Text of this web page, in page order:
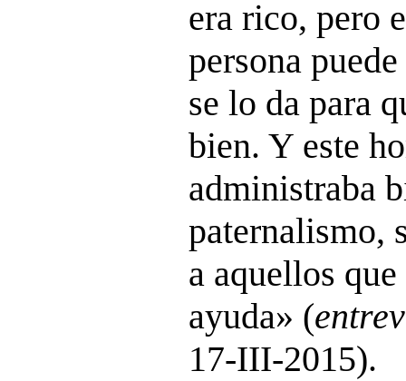
era rico, pero
persona
se lo da para
bien. Y este
administraba
paternalismo,
a aquellos
ayuda» (
17-III-2015).